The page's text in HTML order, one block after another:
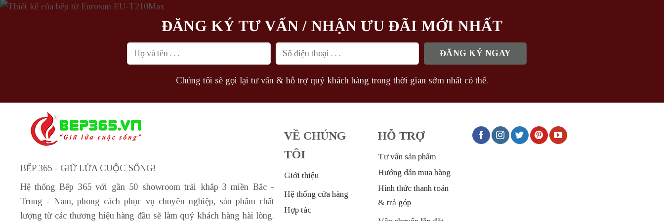
ĐĂNG KÝ TƯ VẤN / NHẬN ƯU ĐÃI MỚI NHẤT
Chúng tôi sẽ gọi lại tư vấn & hỗ trợ quý khách hàng trong thời gian sớm nhất có thể.
BẾP 365 - GIỮ LỬA CUỘC SỐNG!
Hệ thống Bếp 365 với gần 50 showroom trải khắp 3 miền Bắc -
Trung - Nam, phong cách phục vụ chuyên nghiệp, sản phẩm chất
lượng từ các thương hiệu hàng đầu sẽ làm quý khách hàng hài lòng.
VỀ CHÚNG
TÔI
Giới thiệu
Hệ thống cửa hàng
Hợp tác
HỖ TRỢ
Tư vấn sản phẩm
Hướng dẫn mua hàng
Hình thức thanh toán
& trả góp